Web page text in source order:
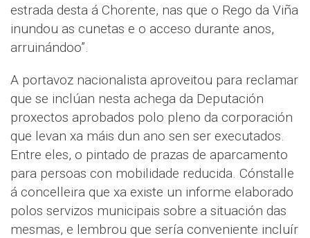
estrada desta á Chorente, nas que o Rego da Viña
inundou as cunetas e o acceso durante anos,
arruinándoo”.
A portavoz nacionalista aproveitou para reclamar
que se inclúan nesta achega da Deputación
proxectos aprobados polo pleno da corporación
que levan xa máis dun ano sen ser executados.
Entre eles, o pintado de prazas de aparcamento
para persoas con mobilidade reducida. Cónstalle
á concelleira que xa existe un informe elaborado
polos servizos municipais sobre a situación das
mesmas, e lembrou que sería conveniente incluír